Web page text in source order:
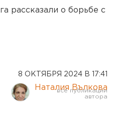
рассказали о борьбе с
8 ОКТЯБРЯ 2024 В 17:41
Наталия Вълкова